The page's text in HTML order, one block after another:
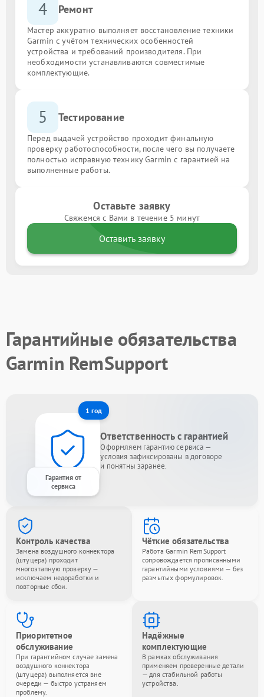
4 Ремонт
Мастер аккуратно выполняет восстановление техники
Garmin с учётом технических особенностей
устройства и требований производителя. При
необходимости устанавливаются совместимые
комплектующие.
5 Тестирование
Перед выдачей устройство проходит финальную
проверку работоспособности, после чего вы получаете
полностью исправную технику Garmin с гарантией на
выполненные работы.
Оставьте заявку
Свяжемся с Вами в течение 5 минут
Оставить заявку
Гарантийные обязательства
Garmin RemSupport
1 год
Гарантия от
сервиса
Ответственность с гарантией
Оформляем гарантию сервиса —
условия зафиксированы в договоре
и понятны заранее.
Контроль качества
Замена воздушного коннектора
(штуцера) проходит
многоэтапную проверку —
исключаем недоработки и
повторные сбои.
Чёткие обязательства
Работа Garmin RemSupport
сопровождается прописанными
гарантийными условиями — без
размытых формулировок.
Приоритетное
обслуживание
При гарантийном случае замена
воздушного коннектора
(штуцера) выполняется вне
очереди — быстро устраняем
проблему.
Надёжные
комплектующие
В рамках обслуживания
применяем проверенные детали
— для стабильной работы
устройства.